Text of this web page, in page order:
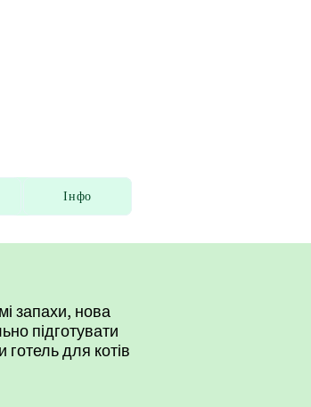
Інфо
запахи, нова
підготувати
готель для котів